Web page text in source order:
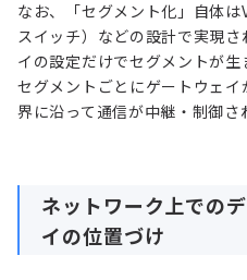
なお、「セグメント化」自体
スイッチ）などの設計で実現
イの設定だけでセグメントが生
セグメントごとにゲートウェ
界に沿って通信が中継・制御さ
ネットワーク上での
イの位置づけ